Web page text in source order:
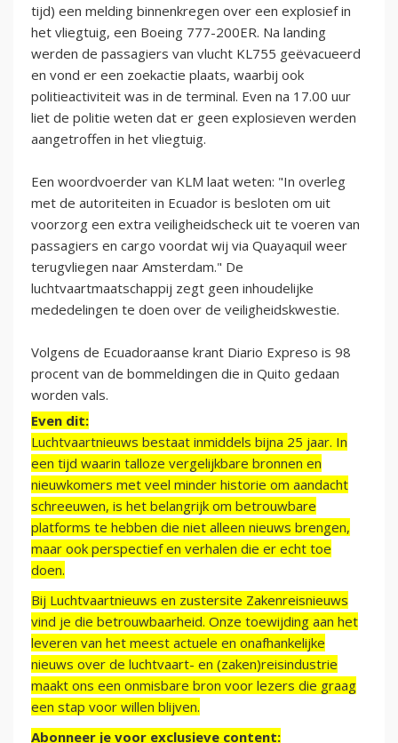
tijd) een melding binnenkregen over een explosief in
het vliegtuig, een Boeing 777-200ER. Na landing
werden de passagiers van vlucht KL755 geëvacueerd
en vond er een zoekactie plaats, waarbij ook
politieactiviteit was in de terminal. Even na 17.00 uur
liet de politie weten dat er geen explosieven werden
aangetroffen in het vliegtuig.
Een woordvoerder van KLM laat weten: "In overleg
met de autoriteiten in Ecuador is besloten om uit
voorzorg een extra veiligheidscheck uit te voeren van
passagiers en cargo voordat wij via Quayaquil weer
terugvliegen naar Amsterdam." De
luchtvaartmaatschappij zegt geen inhoudelijke
mededelingen te doen over de veiligheidskwestie.
Volgens de Ecuadoraanse krant Diario Expreso is 98
procent van de bommeldingen die in Quito gedaan
worden vals.
Even dit:
Luchtvaartnieuws bestaat inmiddels bijna 25 jaar. In
een tijd waarin talloze vergelijkbare bronnen en
nieuwkomers met veel minder historie om aandacht
schreeuwen, is het belangrijk om betrouwbare
platforms te hebben die niet alleen nieuws brengen,
maar ook perspectief en verhalen die er echt toe
doen.
Bij Luchtvaartnieuws en zustersite Zakenreisnieuws
vind je die betrouwbaarheid. Onze toewijding aan het
leveren van het meest actuele en onafhankelijke
nieuws over de luchtvaart- en (zaken)reisindustrie
maakt ons een onmisbare bron voor lezers die graag
een stap voor willen blijven.
Abonneer je voor exclusieve content: